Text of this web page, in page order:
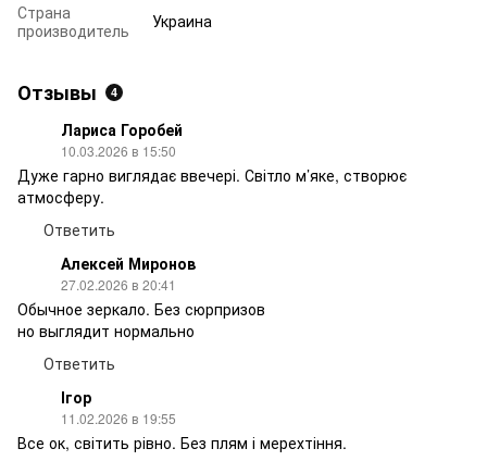
Страна
производитель
Украина
Отзывы 4
Лариса Горобей
10.03.2026 в 15:50
Дуже гарно виглядає ввечері. Світло м’яке, створює
атмосферу.
Ответить
Алексей Миронов
27.02.2026 в 20:41
Обычное зеркало. Без сюрпризов
но выглядит нормально
Ответить
Ігор
11.02.2026 в 19:55
Все ок, світить рівно. Без плям і мерехтіння.